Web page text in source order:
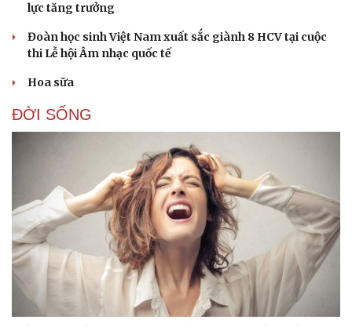
lực tăng trưởng
Đoàn học sinh Việt Nam xuất sắc giành 8 HCV tại cuộc
thi Lễ hội Âm nhạc quốc tế
Hoa sữa
ĐỜI SỐNG